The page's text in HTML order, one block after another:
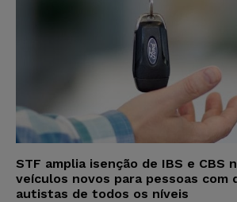
STF amplia isenção de IBS e CBS
veículos novos para pessoas com
autistas de todos os níveis